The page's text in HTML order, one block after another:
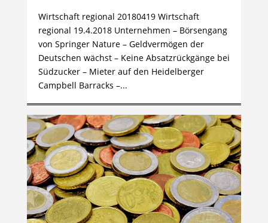
Wirtschaft regional 20180419 Wirtschaft
regional 19.4.2018 Unternehmen – Börsengang
von Springer Nature – Geldvermögen der
Deutschen wächst – Keine Absatzrückgänge bei
Südzucker – Mieter auf den Heidelberger
Campbell Barracks –...